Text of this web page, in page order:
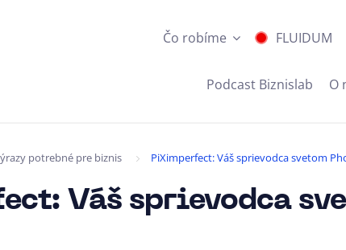
Čo robíme FLUIDUM
Podcast Biznislab O
potrebné pre biznis PiXimperfect: Váš sprievodca svetom
Váš sprievodca